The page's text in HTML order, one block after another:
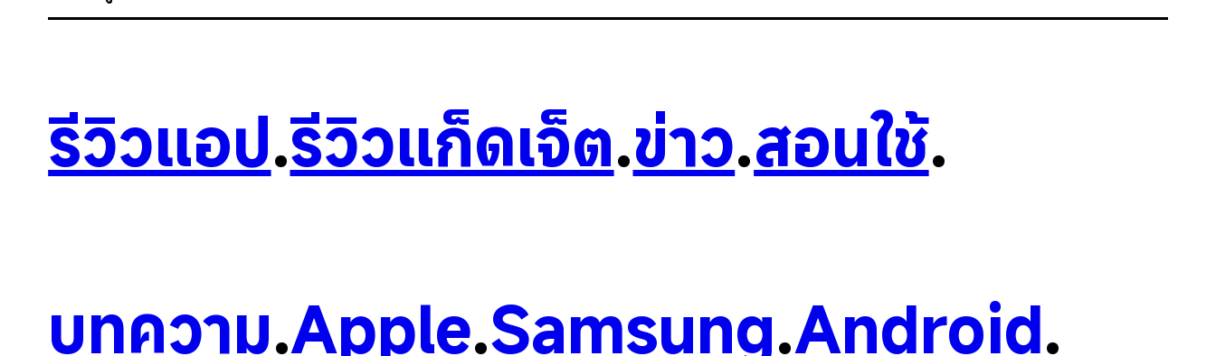
รีวิวแอป.รีวิวแก็ดเจ็ต.ข่าว.สอนใช้.
บทความ.Apple.Samsung.Android.